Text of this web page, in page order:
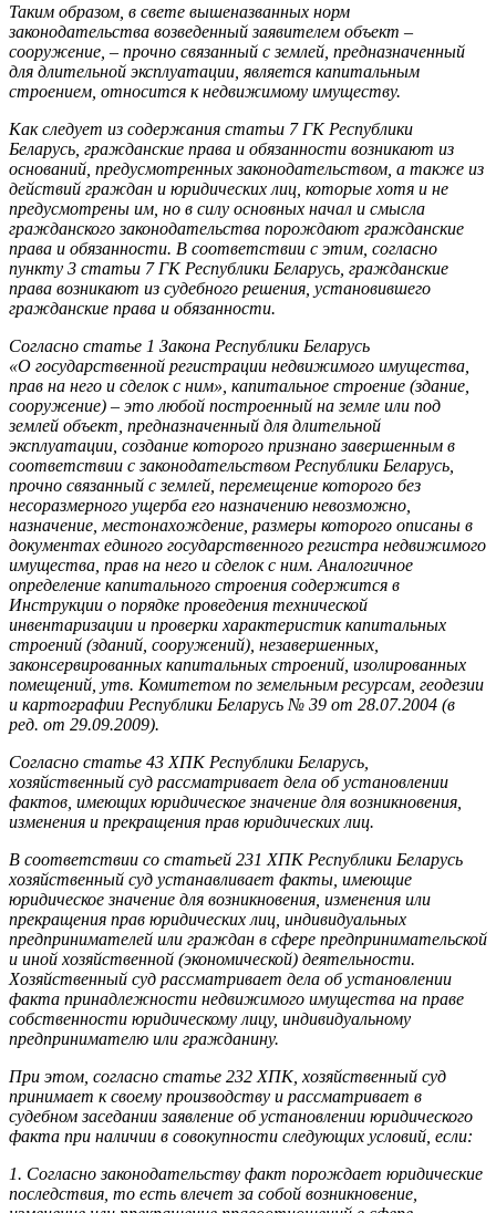
Таким образом, в свете вышеназванных норм
законодательства возведенный заявителем объект –
сооружение, – прочно связанный с землей, предназначенный
для длительной эксплуатации, является капитальным
строением, относится к недвижимому имуществу.
Как следует из содержания статьи 7 ГК Республики
Беларусь, гражданские права и обязанности возникают из
оснований, предусмотренных законодательством, а также из
действий граждан и юридических лиц, которые хотя и не
предусмотрены им, но в силу основных начал и смысла
гражданского законодательства порождают гражданские
права и обязанности. В соответствии с этим, согласно
пункту 3 статьи 7 ГК Республики Беларусь, гражданские
права возникают из судебного решения, установившего
гражданские права и обязанности.
Согласно статье 1 Закона Республики Беларусь
«О государственной регистрации недвижимого имущества,
прав на него и сделок с ним», капитальное строение (здание,
сооружение) – это любой построенный на земле или под
землей объект, предназначенный для длительной
эксплуатации, создание которого признано завершенным в
соответствии с законодательством Республики Беларусь,
прочно связанный с землей, перемещение которого без
несоразмерного ущерба его назначению невозможно,
назначение, местонахождение, размеры которого описаны в
документах единого государственного регистра недвижимого
имущества, прав на него и сделок с ним. Аналогичное
определение капитального строения содержится в
Инструкции о порядке проведения технической
инвентаризации и проверки характеристик капитальных
строений (зданий, сооружений), незавершенных,
законсервированных капитальных строений, изолированных
помещений, утв. Комитетом по земельным ресурсам, геодезии
и картографии Республики Беларусь № 39 от 28.07.2004 (в
ред. от 29.09.2009).
Согласно статье 43 ХПК Республики Беларусь,
хозяйственный суд рассматривает дела об установлении
фактов, имеющих юридическое значение для возникновения,
изменения и прекращения прав юридических лиц.
В соответствии со статьей 231 ХПК Республики Беларусь
хозяйственный суд устанавливает факты, имеющие
юридическое значение для возникновения, изменения или
прекращения прав юридических лиц, индивидуальных
предпринимателей или граждан в сфере предпринимательской
и иной хозяйственной (экономической) деятельности.
Хозяйственный суд рассматривает дела об установлении
факта принадлежности недвижимого имущества на праве
собственности юридическому лицу, индивидуальному
предпринимателю или гражданину.
При этом, согласно статье 232 ХПК, хозяйственный суд
принимает к своему производству и рассматривает в
судебном заседании заявление об установлении юридического
факта при наличии в совокупности следующих условий, если:
1. Согласно законодательству факт порождает юридические
последствия, то есть влечет за собой возникновение,